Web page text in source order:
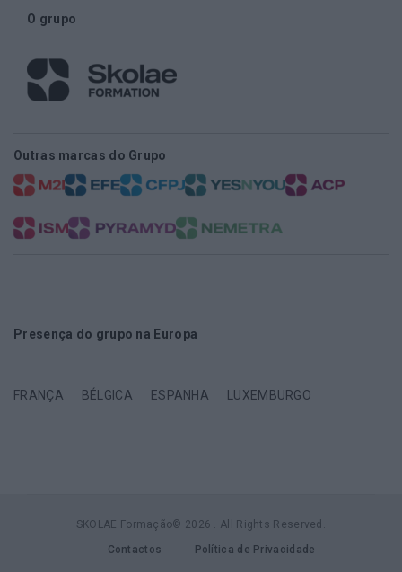
O grupo
Outras marcas do Grupo
Presença do grupo na Europa
FRANÇA BÉLGICA ESPANHA LUXEMBURGO
SKOLAE Formação© 2026 . All Rights Reserved.
Contactos Política de Privacidade